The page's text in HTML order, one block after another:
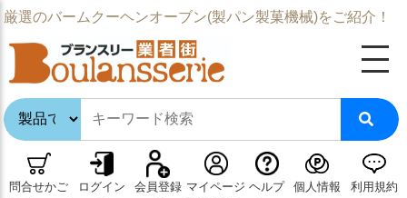
厳選のバームクーヘンオーブン(製パン製菓機械)をご紹介！
問合せかご ログイン 会員登録 マイページ ヘルプ 個人情報 利用規約